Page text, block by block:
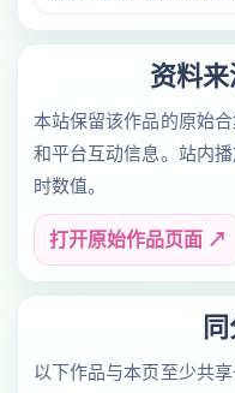
资料来
本站保留该作品的原始
和平台互动信息。站内
时数值。
打开原始作品页面 ↗
以下作品与本页至少共